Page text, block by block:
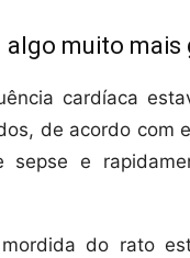
muito
cardíaca
de acordo com
sepse e
do rato